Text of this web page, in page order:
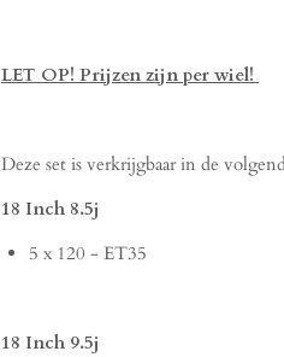
LET OP! Prijzen zijn per wiel!
Deze set is verkrijgbaar in de
18 Inch 8.5j
5 x 120 - ET35
18 Inch 9.5j